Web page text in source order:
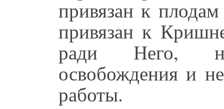
привязан к
привязан к
ради Него,
освобождения и
работы.